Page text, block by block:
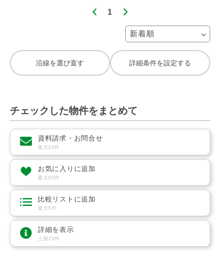
1
沿線を選び直す 詳細条件を設定する
チェックした物件をまとめて
資料請求・お問合せ
最大20件
お気に入りに追加
最大50件
比較リストに追加
最大5件
詳細を表示
上限20件